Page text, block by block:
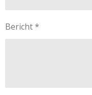
Bericht *